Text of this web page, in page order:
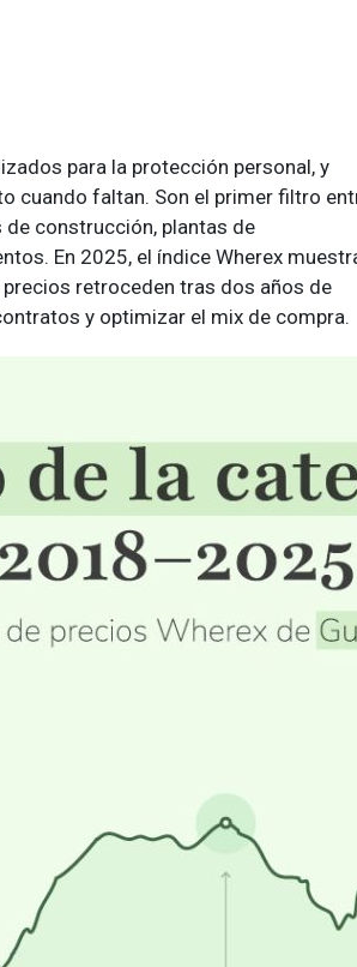
para la protección personal, y
cuando faltan. Son el primer filtro
de construcción, plantas de
En 2025, el índice Wherex
retroceden tras dos años de
y optimizar el mix de compra.